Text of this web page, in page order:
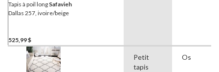
Tapis à poil long Safavieh
Dallas 257, ivoire/beige
525,99 $
Petit
tapis
Os